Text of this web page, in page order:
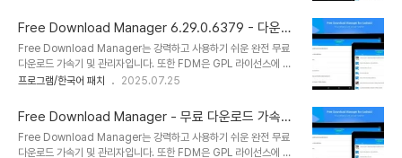
하고 결정을 내릴 수 있도록 합..
품은 직관적이고 사용자 친화적인 인터페이스로 잘 알려져 있습니다.
FDM은 사이트 관리자, 가속기, 사이트 탐색기 및 스케줄러로 작동할
수 있습니다. FDM은 손상된 다운로드를 재개할 수 있습니다. 따라서
우연한 중단 후 처음부터 다운로드 프로세스를 시작할 필요가 없습니
다. 중단된 순간부터 완료되지 않은 다운로드를 재개할 수 있습니다.
하고 결정을 내릴 수 있도록 합..
Free Download Manager 6.29.0.6379 - 다운로
드 관리자 및 가속기
Free Download Manager는 강력하고 사용하기 쉬운 완전 무료
다운로드 가속기 및 관리자입니다. 또한 FDM은 GPL 라이선스에 따
라 배포되는 100% 안전한 오픈 소스 소프트웨어입니다. FDM은 가
품은 직관적이고 사용자 친화적인 인터페이스로 잘 알려져 있습니다.
FDM은 사이트 관리자, 가속기, 사이트 탐색기 및 스케줄러로 작동할
수 있습니다. FDM은 손상된 다운로드를 재개할 수 있습니다. 따라서
우연한 중단 후 처음부터 다운로드 프로세스를 시작할 필요가 없습니
프로그램/한국어 패치 2025.07.25
Free Download Manager - 무료 다운로드 가속기
및 관리자
Free Download Manager는 강력하고 사용하기 쉬운 완전 무료
다운로드 가속기 및 관리자입니다. 또한 FDM은 GPL 라이선스에 따